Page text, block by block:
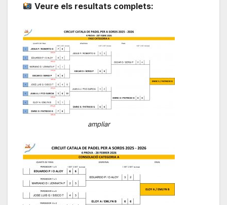
Veure els resultats complets:
ampliar